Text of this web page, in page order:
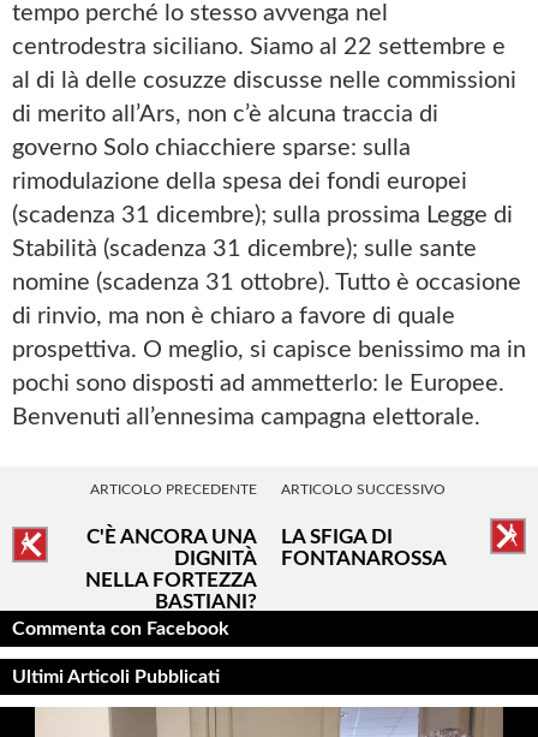
tempo perché lo stesso avvenga nel
centrodestra siciliano. Siamo al 22 settembre e
al di là delle cosuzze discusse nelle commissioni
di merito all’Ars, non c’è alcuna traccia di
governo Solo chiacchiere sparse: sulla
rimodulazione della spesa dei fondi europei
(scadenza 31 dicembre); sulla prossima Legge di
Stabilità (scadenza 31 dicembre); sulle sante
nomine (scadenza 31 ottobre). Tutto è occasione
di rinvio, ma non è chiaro a favore di quale
prospettiva. O meglio, si capisce benissimo ma in
pochi sono disposti ad ammetterlo: le Europee.
Benvenuti all’ennesima campagna elettorale.
ARTICOLO PRECEDENTE
C'È ANCORA UNA
DIGNITÀ
NELLA FORTEZZA
BASTIANI?
ARTICOLO SUCCESSIVO
LA SFIGA DI
FONTANAROSSA
Commenta con Facebook
Ultimi Articoli Pubblicati